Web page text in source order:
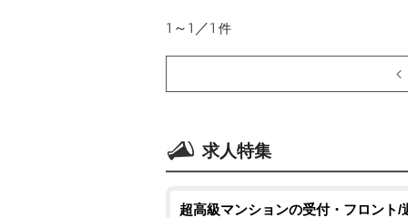
1～1／1 件
求人特集
超高級マンションの受付・フロント/